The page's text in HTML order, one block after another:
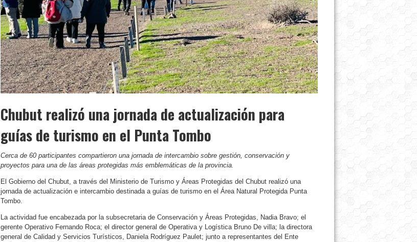
Chubut realizó una jornada de actualización para
guías de turismo en el Punta Tombo
Cerca de 60 participantes compartieron una jornada de intercambio sobre gestión, conservación y
proyectos para una de las áreas protegidas más emblemáticas de la provincia.
El Gobierno del Chubut, a través del Ministerio de Turismo y Áreas Protegidas del Chubut realizó una
jornada de actualización e intercambio destinada a guías de turismo en el Área Natural Protegida Punta
Tombo.
La actividad fue encabezada por la subsecretaria de Conservación y Áreas Protegidas, Nadia Bravo; el
gerente Operativo Fernando Roca; el director general de Operativa y Logística Bruno De villa; la directora
general de Calidad y Servicios Turísticos, Daniela Rodríguez Paulet; junto a representantes del Ente